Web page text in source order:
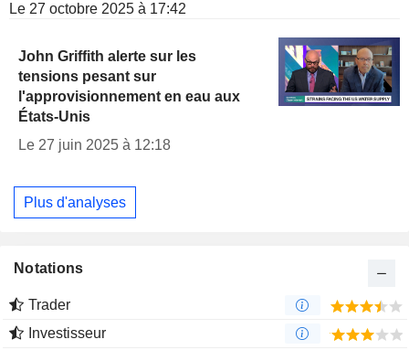
Le 27 octobre 2025 à 17:42
John Griffith alerte sur les
tensions pesant sur
l'approvisionnement en eau aux
États-Unis
Le 27 juin 2025 à 12:18
Plus d'analyses
Notations
Trader
Investisseur